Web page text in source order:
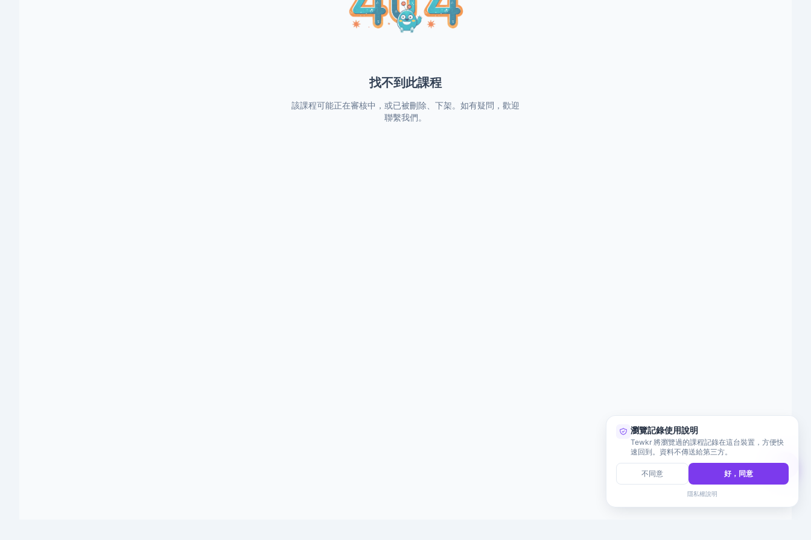
找不到此課程
該課程可能正在審核中，或已被刪除、下架。如有疑問，歡迎
聯繫我們。
瀏覽記錄使用說明
Tewkr 將瀏覽過的課程記錄在這台裝置，方便快
速回到。資料不傳送給第三方。
不同意 好，同意
隱私權說明